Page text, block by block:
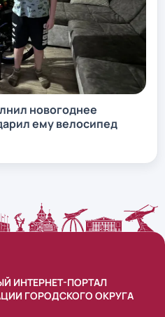
новогоднее
ему велосипед
ИНТЕРНЕТ-ПОРТАЛ
ГОРОДСКОГО ОКРУГА